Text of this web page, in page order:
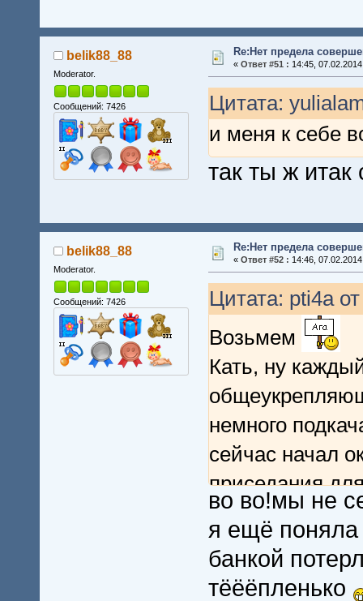
belik88_88
Moderator.
Сообщений: 7426
Re:Нет предела
« Ответ #51 : 14:45,
Цитата:
и меня к себе
так ты ж
belik88_88
Moderator.
Сообщений: 7426
Re:Нет предела
« Ответ #52 : 14:46,
Цитата: pti4a
Возьмем
Кать, ну
немного
сейчас начал
приседания
во во!мы не
я ещё поняла
банкой
тёёёпленько